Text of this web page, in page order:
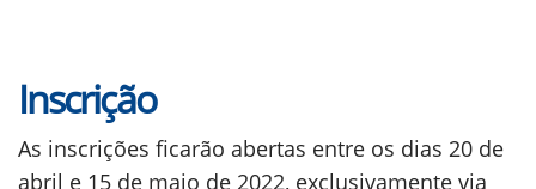
Inscrição
As inscrições ficarão abertas entre os dias 20 de
abril e 15 de maio de 2022, exclusivamente via